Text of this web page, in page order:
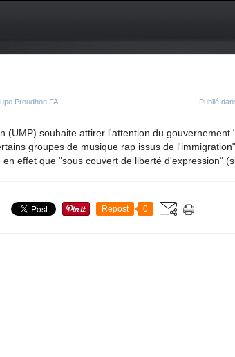
Proudhon FA Publié
(UMP) souhaite attirer l'attention du gouvernement
groupes de musique rap issus de
effet que "sous couvert de liberté d'expression"
Repost 0